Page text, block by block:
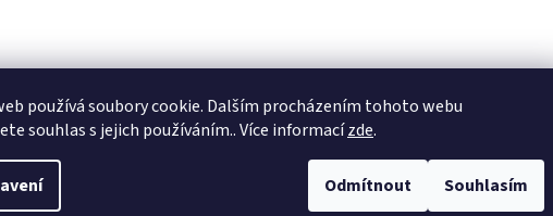
používá soubory cookie. Dalším procházením tohoto webu
souhlas s jejich používáním.. Více informacízde.
Odmítnout Souhlasím
Související produkty
DC4019